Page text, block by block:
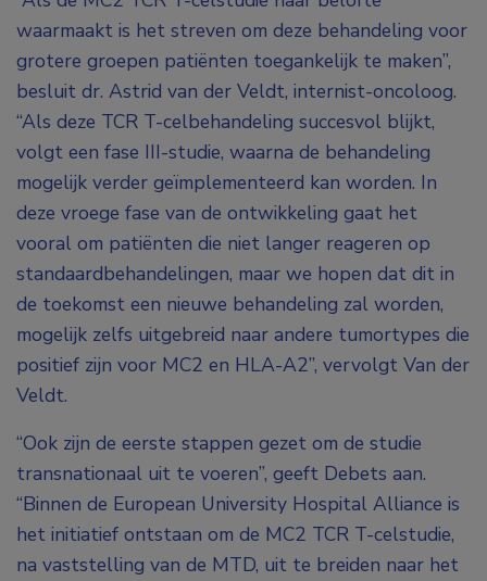
waarmaakt is het streven om deze behandeling voor
grotere groepen patiënten toegankelijk te maken”,
besluit dr. Astrid van der Veldt, internist-oncoloog.
“Als deze TCR T-celbehandeling succesvol blijkt,
volgt een fase III-studie, waarna de behandeling
mogelijk verder geïmplementeerd kan worden. In
deze vroege fase van de ontwikkeling gaat het
vooral om patiënten die niet langer reageren op
standaardbehandelingen, maar we hopen dat dit in
de toekomst een nieuwe behandeling zal worden,
mogelijk zelfs uitgebreid naar andere tumortypes die
positief zijn voor MC2 en HLA-A2”, vervolgt Van der
Veldt.
“Ook zijn de eerste stappen gezet om de studie
transnationaal uit te voeren”, geeft Debets aan.
“Binnen de European University Hospital Alliance is
het initiatief ontstaan om de MC2 TCR T-celstudie,
na vaststelling van de MTD, uit te breiden naar het